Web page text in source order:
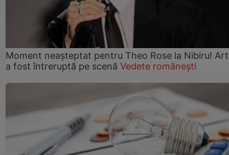
Moment neașteptat pentru Theo Rose la Nibiru!
a fost întreruptă pe scenă Vedete românești